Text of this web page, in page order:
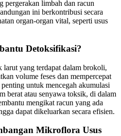
pergerakan limbah dan racun
ini berkontribusi secara
organ-organ vital, seperti usus
Detoksifikasi?
larut yang terdapat dalam brokoli,
volume feses dan mempercepat
untuk mencegah akumulasi
berat atau senyawa toksik, di dalam
mengikat racun yang ada
dapat dikeluarkan secara efisien.
Mikroflora Usus